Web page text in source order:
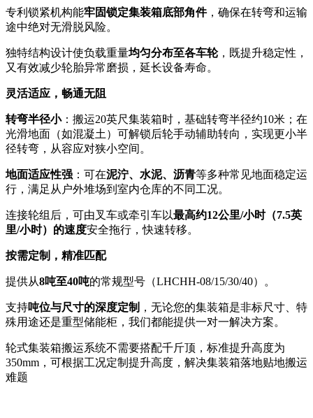
专利锁紧机构能牢固锁定集装箱底部角件，确保在转弯和运输
途中绝对无滑脱风险。
独特结构设计使负载重量均匀分布至各车轮，既提升稳定性，
又有效减少轮胎异常磨损，延长设备寿命。
灵活适应，畅通无阻
转弯半径小：搬运20英尺集装箱时，基础转弯半径约10米；在
光滑地面（如混凝土）可解锁后轮手动辅助转向，实现更小半
径转弯，从容应对狭小空间。
地面适应性强 ：可在泥泞、水泥、沥青等多种常见地面稳定运
行，满足从户外堆场到室内仓库的不同工况。
连接轮组后，可由叉车或牵引车以最高约12公里/小时（7.5英
里/小时）的速度安全拖行，快速转移。
按需定制，精准匹配
提供从8吨至40吨的常规型号（LHCHH-08/15/30/40）。
支持吨位与尺寸的深度定制 ，无论您的集装箱是非标尺寸、特
殊用途还是重型储能柜，我们都能提供一对一解决方案。
轮式集装箱搬运系统不需要搭配千斤顶，标准提升高度为
350mm，可根据工况定制提升高度，解决集装箱落地贴地搬运
难题